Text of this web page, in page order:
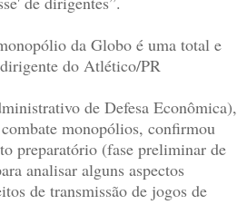
da Globo é uma total e
do Atlético/PR
de Defesa Econômica),
monopólios, confirmou
preparatório (fase preliminar de
analisar alguns aspectos
de transmissão de jogos de